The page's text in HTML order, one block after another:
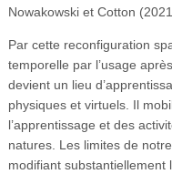
Nowakowski et Cotton
Par cette reconfiguration
temporelle par l’usage
devient un lieu
physiques et virtuels. Il
l’apprentissage et des
natures. Les limites de
modifiant substantiellement